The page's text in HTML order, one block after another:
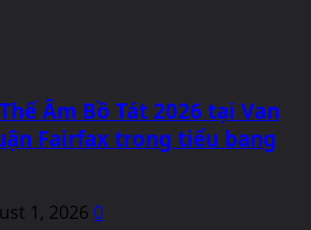
Âm Bồ Tát 2026 tại Van
Fairfax trong tiểu bang
1, 2026 0